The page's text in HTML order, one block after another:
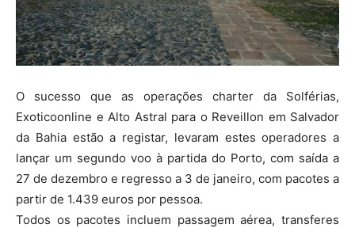
O sucesso que as operações charter da Solférias,
Exoticoonline e Alto Astral para o Reveillon em Salvador
da Bahia estão a registar, levaram estes operadores a
lançar um segundo voo à partida do Porto, com saída a
27 de dezembro e regresso a 3 de janeiro, com pacotes a
partir de 1.439 euros por pessoa.
Todos os pacotes incluem passagem aérea, transferes